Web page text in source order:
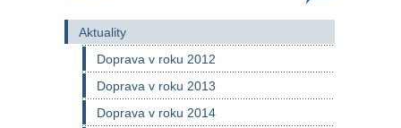
Aktuality
Doprava v roku 2012
Doprava v roku 2013
Doprava v roku 2014